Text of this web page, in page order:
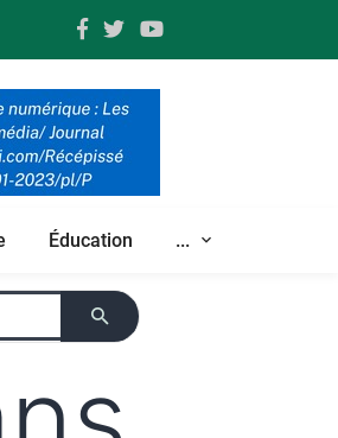
Éducation ...